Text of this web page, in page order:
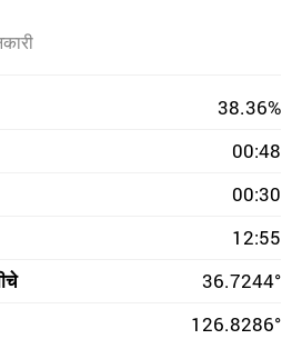
38.36%
00:48
00:30
12:55
36.7244°
126.8286°